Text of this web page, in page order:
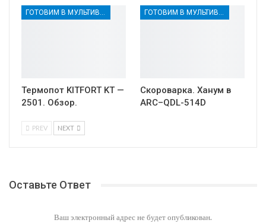
ГОТОВИМ В МУЛЬТИВАРКЕ
Термопот KITFORT KT —
2501. Обзор.
ГОТОВИМ В МУЛЬТИВАРКЕ
Скороварка. Ханум в
ARC–QDL-514D
PREV NEXT
Оставьте Ответ
Ваш электронный адрес не будет опубликован.